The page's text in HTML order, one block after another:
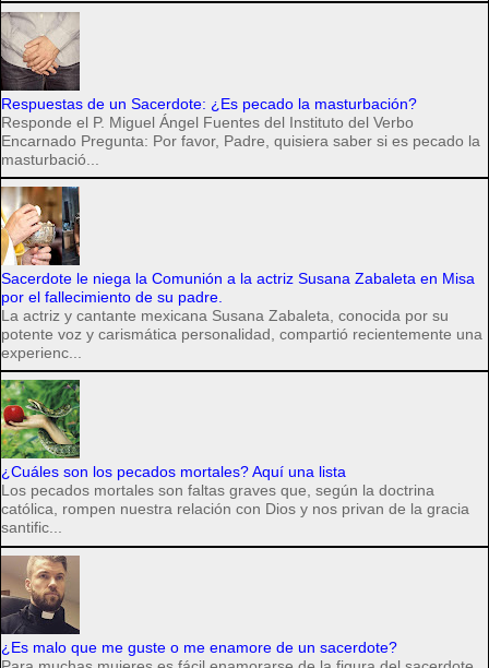
Respuestas de un Sacerdote: ¿Es pecado la masturbación?
Responde el P. Miguel Ángel Fuentes del Instituto del Verbo
Encarnado Pregunta: Por favor, Padre, quisiera saber si es pecado la
masturbació...
Sacerdote le niega la Comunión a la actriz Susana Zabaleta en Misa
por el fallecimiento de su padre.
La actriz y cantante mexicana Susana Zabaleta, conocida por su
potente voz y carismática personalidad, compartió recientemente una
experienc...
¿Cuáles son los pecados mortales? Aquí una lista
Los pecados mortales son faltas graves que, según la doctrina
católica, rompen nuestra relación con Dios y nos privan de la gracia
santific...
¿Es malo que me guste o me enamore de un sacerdote?